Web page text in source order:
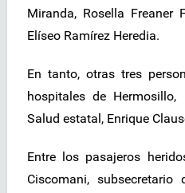
Miranda, Rosella
Elíseo Ramírez Heredia.
En tanto, otras tres
hospitales de
Salud estatal, Enrique
Entre los pasajeros
Ciscomani, subsecretario